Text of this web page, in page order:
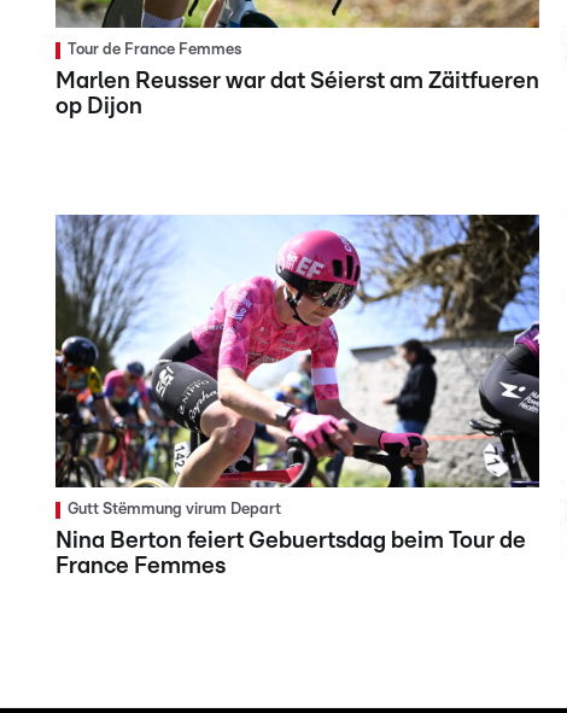
Tour de France Femmes
Marlen Reusser war dat Séierst am Zäitfueren
op Dijon
Gutt Stëmmung virum Depart
Nina Berton feiert Gebuertsdag beim Tour de
France Femmes